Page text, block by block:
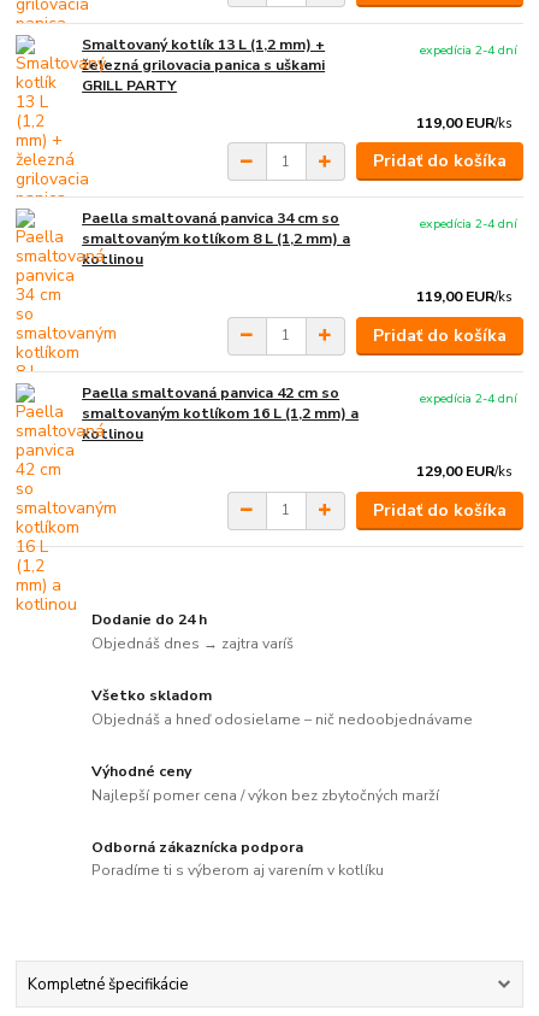
Smaltovaný kotlík 13 L (1,2 mm) +
železná grilovacia panica s uškami
GRILL PARTY
119,00 EUR/ks
expedícia 2-4 dní
Pridať do košíka
Paella smaltovaná panvica 34 cm so
smaltovaným kotlíkom 8 L (1,2 mm) a
kotlinou
119,00 EUR/ks
expedícia 2-4 dní
Pridať do košíka
Paella smaltovaná panvica 42 cm so
smaltovaným kotlíkom 16 L (1,2 mm) a
kotlinou
129,00 EUR/ks
expedícia 2-4 dní
Pridať do košíka
Dodanie do 24 h
Objednáš dnes → zajtra varíš
Všetko skladom
Objednáš a hneď odosielame – nič nedoobjednávame
Výhodné ceny
Najlepší pomer cena / výkon bez zbytočných marží
Odborná zákaznícka podpora
Poradíme ti s výberom aj varením v kotlíku
Kompletné špecifikácie